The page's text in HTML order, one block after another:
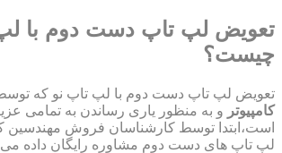
تعویض لپ تاپ دست دوم با
چیست؟
تعویض لپ تاپ دست دوم با لپ تاپ نو که
کامپیوتر و به منظور یاری رساندن به تمامی
است،ابتدا توسط کارشناسان فروش مهندسین
لپ تاپ های دست دوم مشاوره رایگان داده